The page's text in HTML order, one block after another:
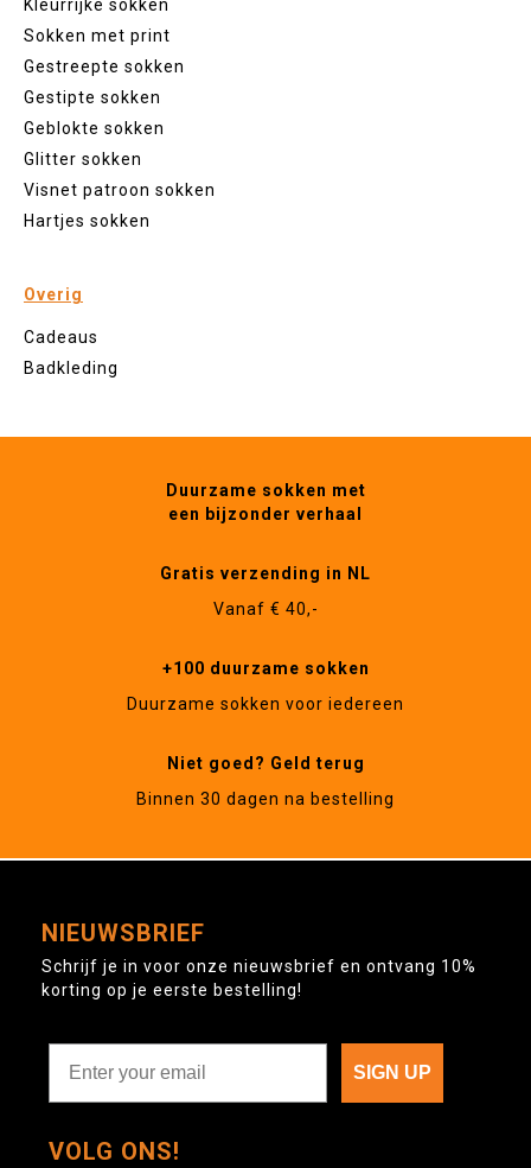
Kleurrijke sokken
Sokken met print
Gestreepte sokken
Gestipte sokken
Geblokte sokken
Glitter sokken
Visnet patroon sokken
Hartjes sokken
Overig
Cadeaus
Badkleding
Duurzame sokken met
een bijzonder verhaal
Gratis verzending in NL
Vanaf € 40,-
+100 duurzame sokken
Duurzame sokken voor iedereen
Niet goed? Geld terug
Binnen 30 dagen na bestelling
NIEUWSBRIEF
Schrijf je in voor onze nieuwsbrief en ontvang 10%
korting op je eerste bestelling!
SIGN UP
VOLG ONS!